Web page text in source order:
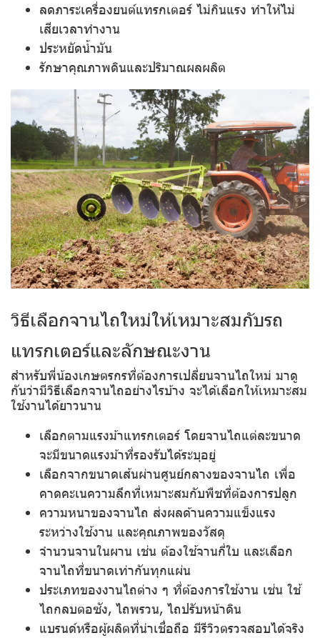
ลดภาระเครื่องยนต์แทรกเตอร์ ไม่กินแรง ทำให้ไม่
เสียเวลาทำงาน
ประหยัดน้ำมัน
รักษาคุณภาพดินและปริมาณผลผลิต
วิธีเลือกจานไถใหม่ให้เหมาะสมกับรถ
แทรกเตอร์และลักษณะงาน
สำหรับพี่น้องเกษตรกรที่ต้องการเปลี่ยนจานไถใหม่ มาดู
กันว่ามีวิธีเลือกจานไถอย่างไรบ้าง จะได้เลือกให้เหมาะสม
ใช้งานได้ยาวนาน
เลือกตามแรงม้าแทรกเตอร์ โดยจานไถแต่ละขนาด
จะมีขนาดแรงม้าที่รองรับได้ระบุอยู่
เลือกจากขนาดเส้นผ่านศูนย์กลางของจานไถ เพื่อ
คาดคะเนความลึกที่เหมาะสมกับพืชที่ต้องการปลูก
ความหนาของจานไถ ส่งผลด้านความแข็งแรง
ระหว่างใช้งาน และคุณภาพของวัสดุ
จำนวนจานในผาน เช่น ต้องใช้จานกี่ใบ และเลือก
จานไถที่ขนาดเท่ากันทุกแผ่น
ประเภทของงานไถต่าง ๆ ที่ต้องการใช้งาน เช่น ใช้
ไถกลบตอซัง, ไถพรวน, ไถปรับหน้าดิน
แบรนด์หรือผู้ผลิตที่น่าเชื่อถือ มีรีวิวตรวจสอบได้จริง